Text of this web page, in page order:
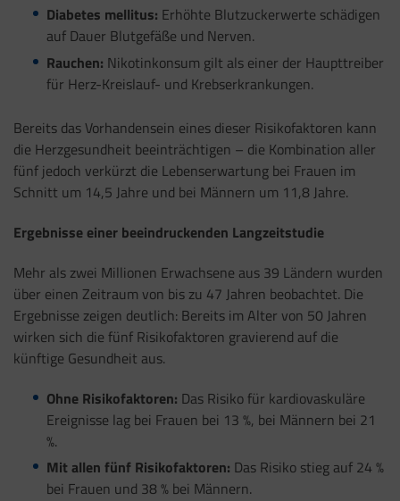
Diabetes mellitus: Erhöhte Blutzuckerwerte schädigen
auf Dauer Blutgefäße und Nerven.
Rauchen: Nikotinkonsum gilt als einer der Haupttreiber
für Herz-Kreislauf- und Krebserkrankungen.
Bereits das Vorhandensein eines dieser Risikofaktoren kann
die Herzgesundheit beeinträchtigen – die Kombination aller
fünf jedoch verkürzt die Lebenserwartung bei Frauen im
Schnitt um 14,5 Jahre und bei Männern um 11,8 Jahre.
Ergebnisse einer beeindruckenden Langzeitstudie
Mehr als zwei Millionen Erwachsene aus 39 Ländern wurden
über einen Zeitraum von bis zu 47 Jahren beobachtet. Die
Ergebnisse zeigen deutlich: Bereits im Alter von 50 Jahren
wirken sich die fünf Risikofaktoren gravierend auf die
künftige Gesundheit aus.
Ohne Risikofaktoren: Das Risiko für kardiovaskuläre
Ereignisse lag bei Frauen bei 13 %, bei Männern bei 21
%.
Mit allen fünf Risikofaktoren: Das Risiko stieg auf 24 %
bei Frauen und 38 % bei Männern.